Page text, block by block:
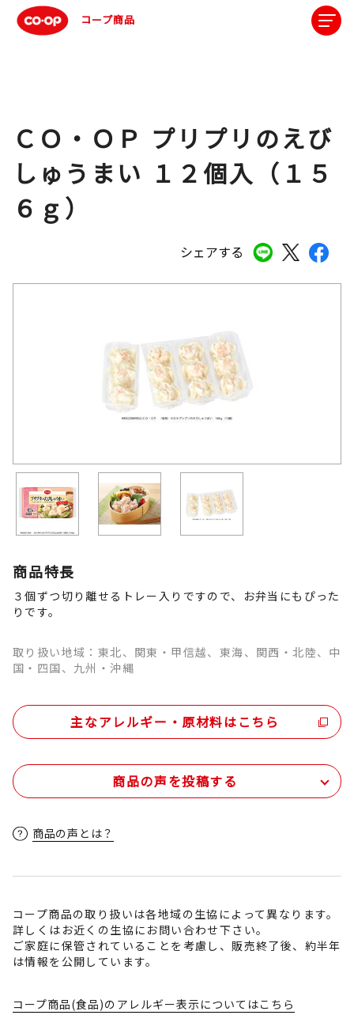
コープ商品
シェアする
ＣＯ・ＯＰ プリプリのえび
しゅうまい １２個入（１５
６ｇ）
商品特長
３個ずつ切り離せるトレー入りですので、お弁当にもぴった
りです。
取り扱い地域：東北、関東・甲信越、東海、関西・北陸、中
国・四国、九州・沖縄
主なアレルギー・原材料はこちら
商品の声を投稿する
商品の声とは？
コープ商品の取り扱いは各地域の生協によって異なります。
詳しくはお近くの生協にお問い合わせ下さい。
ご家庭に保管されていることを考慮し、販売終了後、約半年
は情報を公開しています。
コープ商品(食品)のアレルギー表示についてはこちら